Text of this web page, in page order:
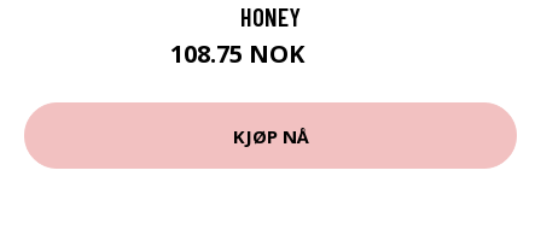
HONEY
108.75 NOK
KJØP NÅ